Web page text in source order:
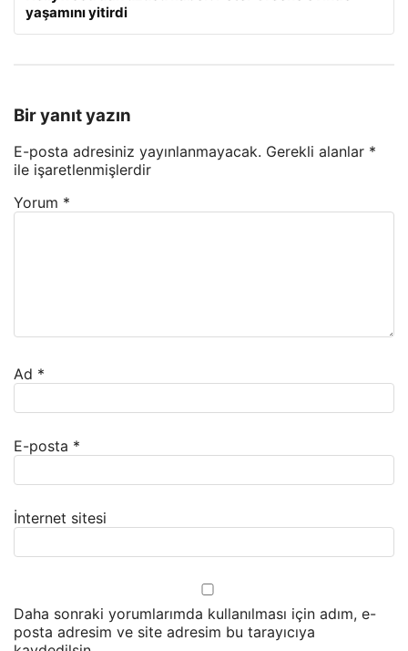
yaşamını yitirdi
Bir yanıt yazın
E-posta adresiniz yayınlanmayacak. Gerekli alanlar *
ile işaretlenmişlerdir
Yorum *
Ad *
E-posta *
İnternet sitesi
Daha sonraki yorumlarımda kullanılması için adım, e-
posta adresim ve site adresim bu tarayıcıya